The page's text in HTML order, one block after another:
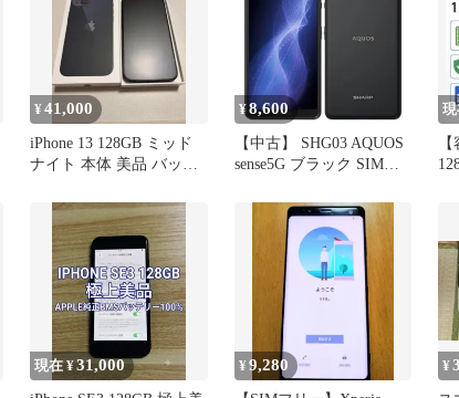
¥41,000
iPhone 13 128GB ミッド
ナイト 本体 美品 バッテ
¥8,600
【中古】 SHG03 AQUOS
sense5G ブラック SIMフ
ープ【送料無料】
shg03bk7mtm
現在 ¥31,000 ¥9,280 ¥